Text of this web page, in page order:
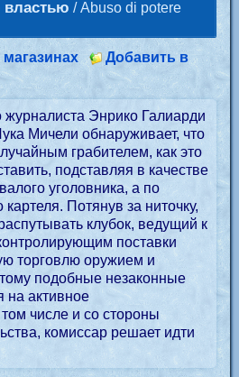
властью / Abuso di potere
Добавить в
журналиста Энрико Галиарди
Мичели обнаруживает, что
грабителем, как это
подставляя в качестве
уголовника, а по
Потянув за ниточку,
клубок, ведущий к
поставки
торговлю оружием и
подобные незаконные
на активное
числе и со стороны
комиссар решает идти